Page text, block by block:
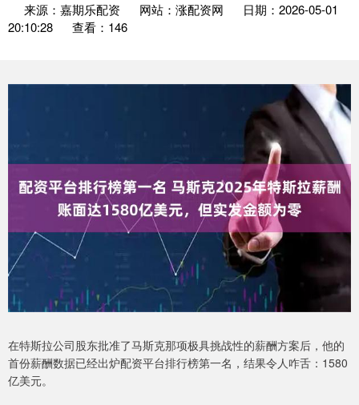
来源：嘉期乐配资 网站：涨配资网
日期：2026-05-01
20:10:28
查看：146
在特斯拉公司股东批准了马斯克那项极具挑战性的薪酬方案后，他的
首份薪酬数据已经出炉配资平台排行榜第一名，结果令人咋舌：1580
亿美元。